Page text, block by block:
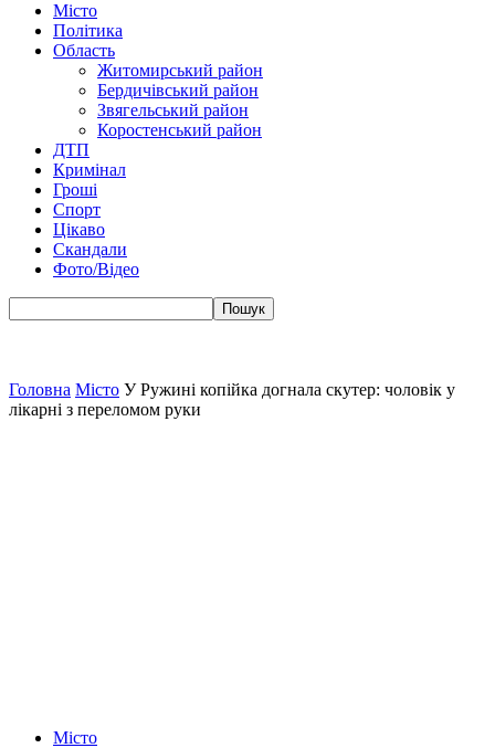
Місто
Політика
Область
Житомирський район
Бердичівський район
Звягельський район
Коростенський район
ДТП
Кримінал
Гроші
Спорт
Цікаво
Скандали
Фото/Відео
Головна Місто У Ружині копійка догнала скутер: чоловік у
лікарні з переломом руки
Місто